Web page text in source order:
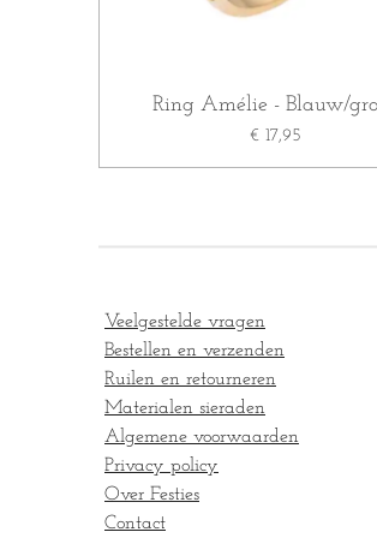
Ring Amélie - Blauw/
€ 17,95
Veelgestelde vragen
Bestellen en verzenden
Ruilen en retourneren
Materialen sieraden
Algemene voorwaarden
Privacy policy
Over Festies
Contact